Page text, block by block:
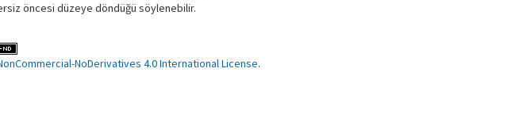
öncesi düzeye döndüğü söylenebilir.
NoDerivatives 4.0 International License.